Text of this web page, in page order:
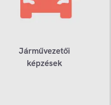
Járművezetői
képzések